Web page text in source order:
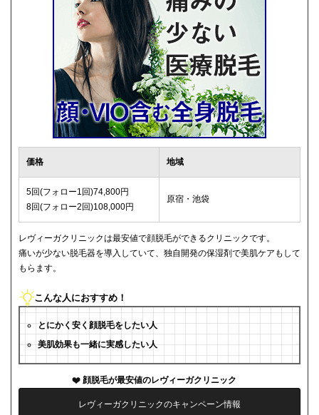
価格 地域
5回(フォロー1回)74,800円
8回(フォロー2回)108,000円
原宿・池袋
レヴィーガクリニックは最安値で顔脱毛ができるクリニックです。
痛いが少ない脱毛器を導入していて、独自開発の保湿剤で美肌ケアもして
もらます。
こんな人におすすめ！
とにかく安く顔脱毛をしたい人
美肌効果も一緒に実感したい人
顔脱毛が最安値のレヴィーガクリニック
レヴィーガクリニックのキャンペーン情報